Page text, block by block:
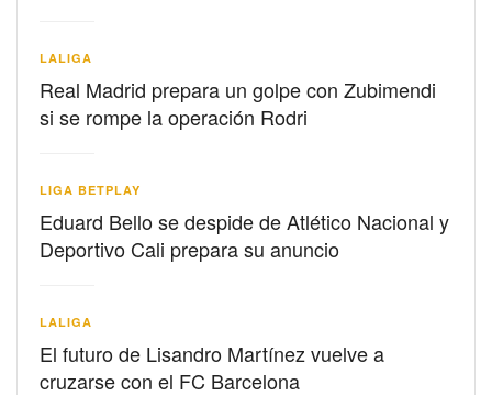
LALIGA
Real Madrid prepara un golpe con Zubimendi
si se rompe la operación Rodri
LIGA BETPLAY
Eduard Bello se despide de Atlético Nacional y
Deportivo Cali prepara su anuncio
LALIGA
El futuro de Lisandro Martínez vuelve a
cruzarse con el FC Barcelona